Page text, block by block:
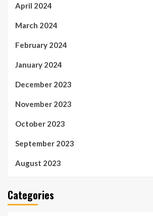
April 2024
March 2024
February 2024
January 2024
December 2023
November 2023
October 2023
September 2023
August 2023
Categories